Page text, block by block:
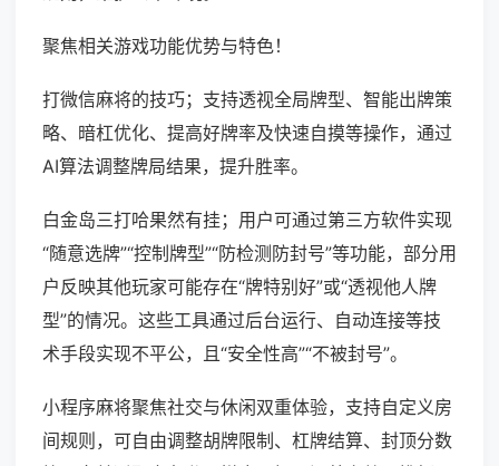
聚焦相关游戏功能优势与特色！
打微信麻将的技巧；支持透视全局牌型、智能出牌策
略、暗杠优化、提高好牌率及快速自摸等操作，通过
AI算法调整牌局结果，提升胜率。
白金岛三打哈果然有挂；用户可通过第三方软件实现
“随意选牌”“控制牌型”“防检测防封号”等功能，部分用
户反映其他玩家可能存在“牌特别好”或“透视他人牌
型”的情况。这些工具通过后台运行、自动连接等技
术手段实现不平公，且“安全性高”“不被封号”。
小程序麻将聚焦社交与休闲双重体验，支持自定义房
间规则，可自由调整胡牌限制、杠牌结算、封顶分数